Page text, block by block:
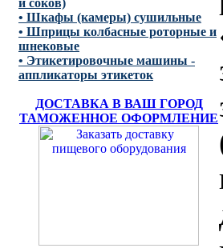
и соков)
• Шкафы (камеры) сушильные
• Шприцы колбасные роторные и
шнековые
• Этикетировочные машины -
аппликаторы этикеток
ДОСТАВКА В ВАШ ГОРОД
ТАМОЖЕННОЕ ОФОРМЛЕНИЕ